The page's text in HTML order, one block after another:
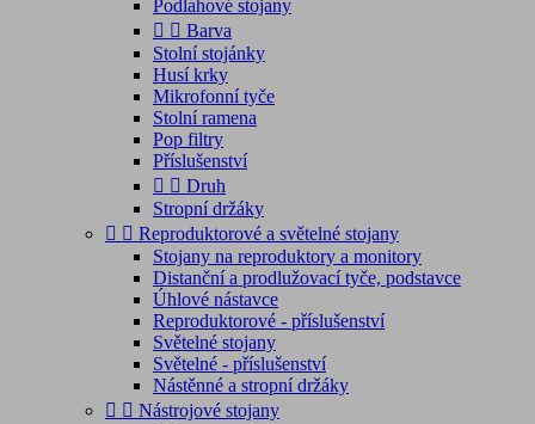
Podlahové stojany
  Barva
Stolní stojánky
Husí krky
Mikrofonní tyče
Stolní ramena
Pop filtry
Příslušenství
  Druh
Stropní držáky
  Reproduktorové a světelné stojany
Stojany na reproduktory a monitory
Distanční a prodlužovací tyče, podstavce
Úhlové nástavce
Reproduktorové - příslušenství
Světelné stojany
Světelné - příslušenství
Nástěnné a stropní držáky
  Nástrojové stojany